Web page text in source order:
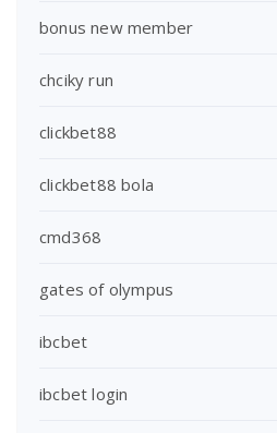
bonus new member
chciky run
clickbet88
clickbet88 bola
cmd368
gates of olympus
ibcbet
ibcbet login